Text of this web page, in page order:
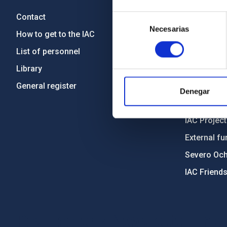
consentimiento
Necesarias
Denegar
Contact
How to get to the IAC
List of personnel
Library
General register
Gender
Forever
IAC
External
Severo
IAC Friends